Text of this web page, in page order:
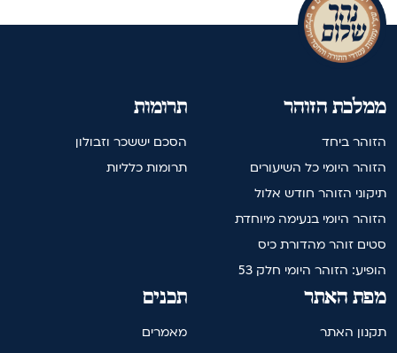
תרומות
הסכם יששכר וזבולון
תרומות כלליות
ממלכת הזוהר
הזוהר ביחד
הזוהר היומי כל השיעורים
תיקוני הזוהר חודש אלול
הזוהר היומי בנעימה מיוחדת
סטים זוהר מהדורת כיס
הופיע: הזוהר היומי חלק 53
תכנים
מאמרים
מפת האתר
תקנון האתר